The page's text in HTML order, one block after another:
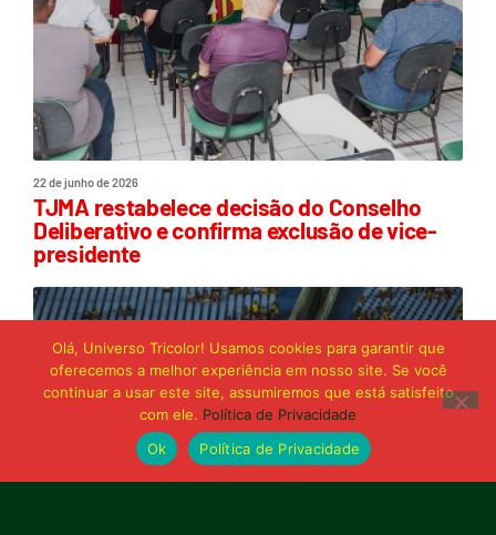
22 de junho de 2026
TJMA restabelece decisão do Conselho
Deliberativo e confirma exclusão de vice-
presidente
Olá, Universo Tricolor! Usamos cookies para garantir que
oferecemos a melhor experiência em nosso site. Se você
continuar a usar este site, assumiremos que está satisfeito
com ele. Política de Privacidade
Ok
Política de Privacidade